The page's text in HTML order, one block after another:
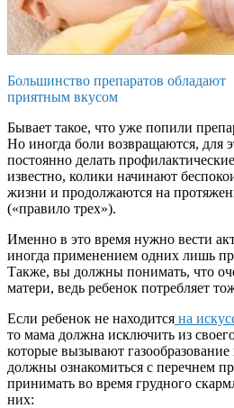
Большинство препаратов обладают
приятным вкусом
Бывает такое, что уже попили
Но иногда боли возвращаются, для
постоянно делать
известно, колики начинают
жизни и продолжаются на
(«правило трех»).
Именно в это время нужно вести
иногда применением одних лишь
Также, вы должны понимать, что
матери, ведь ребенок потребляет
Если ребенок не находится на
то мама должна исключить из
которые вызывают
должны ознакомиться с перечнем
принимать во время грудного
них: